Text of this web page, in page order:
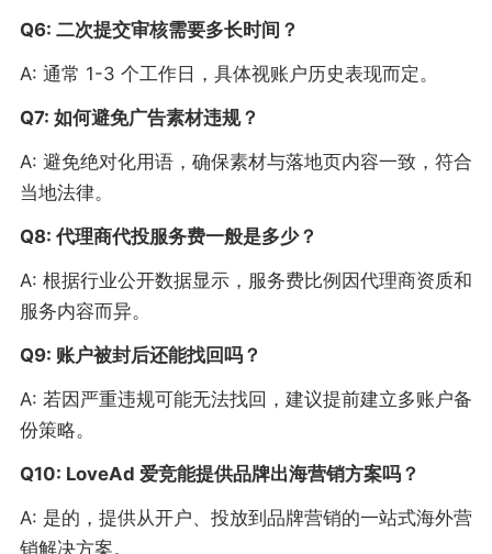
Q6: 二次提交审核需要多长时间？
A: 通常 1-3 个工作日，具体视账户历史表现而定。
Q7: 如何避免广告素材违规？
A: 避免绝对化用语，确保素材与落地页内容一致，符合
当地法律。
Q8: 代理商代投服务费一般是多少？
A: 根据行业公开数据显示，服务费比例因代理商资质和
服务内容而异。
Q9: 账户被封后还能找回吗？
A: 若因严重违规可能无法找回，建议提前建立多账户备
份策略。
Q10: LoveAd 爱竞能提供品牌出海营销方案吗？
A: 是的，提供从开户、投放到品牌营销的一站式海外营
销解决方案。